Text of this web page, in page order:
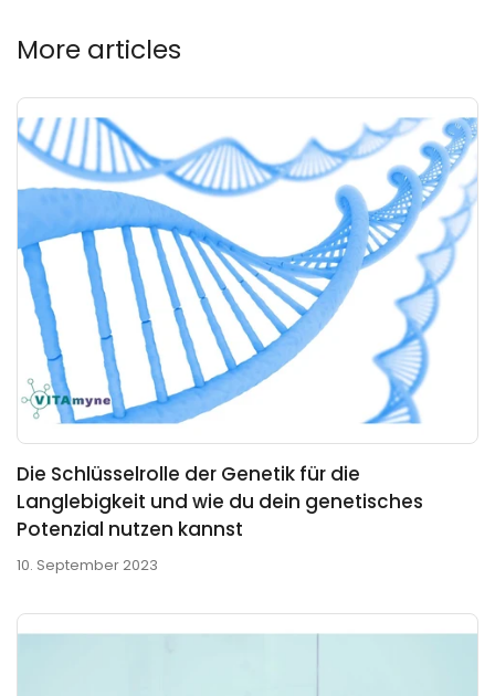
More articles
Die Schlüsselrolle der Genetik für die
Langlebigkeit und wie du dein genetisches
Potenzial nutzen kannst
10. September 2023